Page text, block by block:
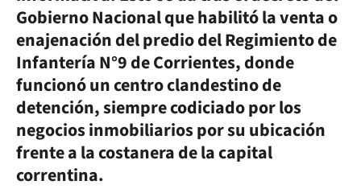
Gobierno Nacional que habilitó la venta o
enajenación del predio del Regimiento de
Infantería N°9 de Corrientes, donde
funcionó un centro clandestino de
detención, siempre codiciado por los
negocios inmobiliarios por su ubicación
frente a la costanera de la capital
correntina.